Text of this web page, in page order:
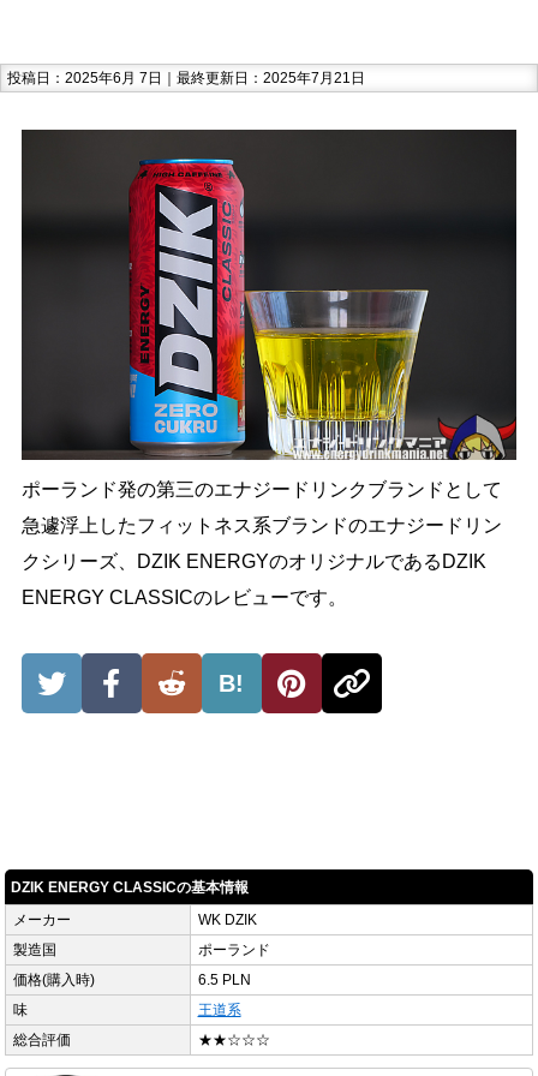
投稿日：2025年6月 7日｜最終更新日：2025年7月21日
ポーランド発の第三のエナジードリンクブランドとして
急遽浮上したフィットネス系ブランドのエナジードリン
クシリーズ、DZIK ENERGYのオリジナルであるDZIK
ENERGY CLASSICのレビューです。
B!
DZIK ENERGY CLASSICの基本情報
メーカー
WK DZIK
製造国
ポーランド
価格(購入時)
6.5 PLN
味
王道系
総合評価
★★☆☆☆